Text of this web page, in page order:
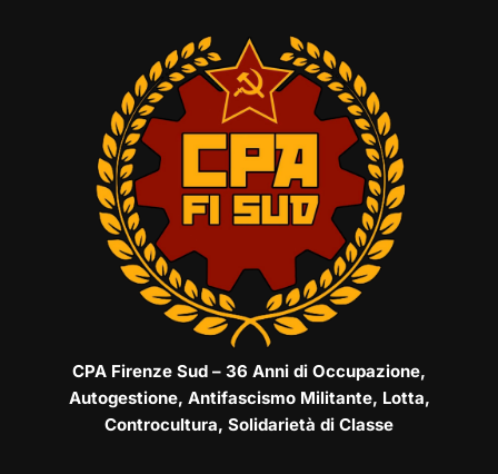
CPA Firenze Sud – 36 Anni di Occupazione,
Autogestione, Antifascismo Militante, Lotta,
Controcultura, Solidarietà di Classe